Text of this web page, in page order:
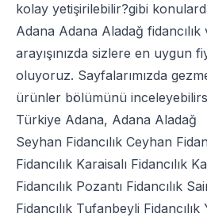
kolay yetişirilebilir?gibi
Adana Adana Aladağ fidancılık
arayışınızda sizlere en uygun
oluyoruz. Sayfalarımızda
ürünler bölümünü
Türkiye Adana, Adana Aladağ
Seyhan Fidancılık Ceyhan
Fidancılık Karaisalı Fidancılık
Fidancılık Pozantı Fidancılık
Fidancılık Tufanbeyli Fidancılık